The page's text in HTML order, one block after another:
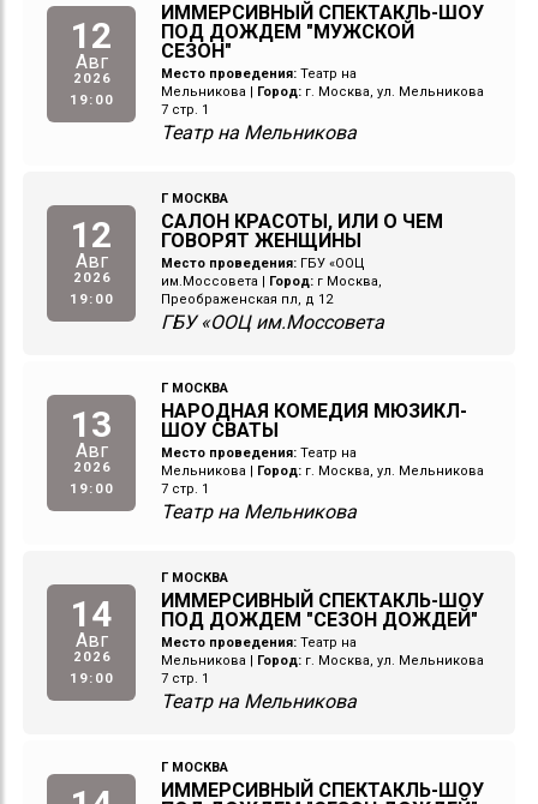
12
Авг
2026
19:00
ИММЕРСИВНЫЙ СПЕКТАКЛЬ-ШОУ
ПОД ДОЖДЕМ "МУЖСКОЙ
СЕЗОН"
Место проведения: Театр на
Мельникова
Город: г. Москва, ул. Мельникова
7 стр. 1
Театр на Мельникова
12
Авг
2026
19:00
Г МОСКВА
САЛОН КРАСОТЫ, ИЛИ О ЧЕМ
ГОВОРЯТ ЖЕНЩИНЫ
Место проведения: ГБУ «ООЦ
им.Моссовета
Город: г Москва,
Преображенская пл, д 12
ГБУ «ООЦ им.Моссовета
13
Авг
2026
19:00
Г МОСКВА
НАРОДНАЯ КОМЕДИЯ МЮЗИКЛ-
ШОУ СВАТЫ
Место проведения: Театр на
Мельникова
Город: г. Москва, ул. Мельникова
7 стр. 1
Театр на Мельникова
14
Авг
2026
19:00
Г МОСКВА
ИММЕРСИВНЫЙ СПЕКТАКЛЬ-ШОУ
ПОД ДОЖДЕМ "СЕЗОН ДОЖДЕЙ"
Место проведения: Театр на
Мельникова
Город: г. Москва, ул. Мельникова
7 стр. 1
Театр на Мельникова
Г МОСКВА
ИММЕРСИВНЫЙ СПЕКТАКЛЬ-ШОУ